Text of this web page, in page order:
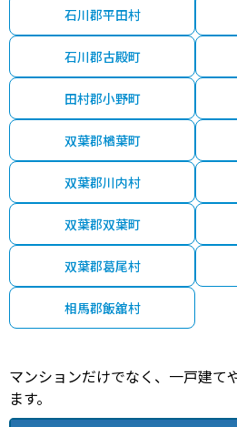
石川郡平田村
石川郡古殿町
田村郡小野町
双葉郡楢葉町
双葉郡川内村
双葉郡双葉町
双葉郡葛尾村
相馬郡飯舘村
マンションだけでなく、一戸建て
ます。